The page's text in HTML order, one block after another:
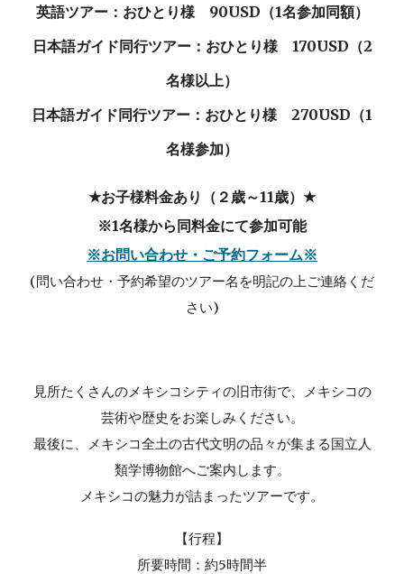
英語ツアー：おひとり様 90USD（1名参加同額）
日本語ガイド同行ツアー：おひとり様 170USD（2
名様以上）
日本語ガイド同行ツアー：おひとり様 270USD（1
名様参加）
★お子様料金あり （２歳～11歳） ★
※1名様から同料金にて参加可能
※お問い合わせ・ご予約フォーム※
(問い合わせ・予約希望のツアー名を明記の上ご連絡くだ
さい)
見所たくさんのメキシコシティの旧市街で、メキシコの
芸術や歴史をお楽しみください。
最後に、メキシコ全土の古代文明の品々が集まる国立人
類学博物館へご案内します。
メキシコの魅力が詰まったツアーです。
【行程】
所要時間：約5時間半